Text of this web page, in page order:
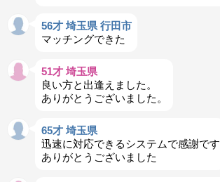
56才 埼玉県 行田市
マッチングできた
51才 埼玉県
良い方と出逢えました。
ありがとうございました。
65才 埼玉県
迅速に対応できるシステムで感謝です
ありがとうございました